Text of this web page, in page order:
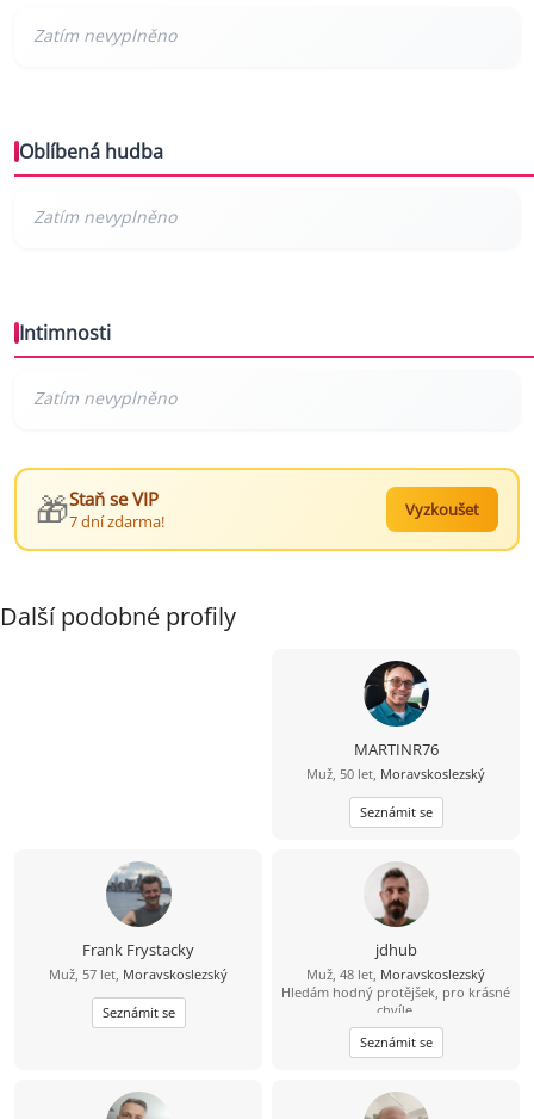
Oblíbená hudba
Intimnosti
🎁Staň se VIP
7 dní zdarma!
Vyzkoušet
Další podobné profily
MARTINR76
Muž, 50 let, Moravskoslezský
Seznámit se
Frank Frystacky
Muž, 57 let, Moravskoslezský
Seznámit se
jdhub
Muž, 48 let, Moravskoslezský
Hledám hodný protějšek, pro krásné
chvíle.
Seznámit se